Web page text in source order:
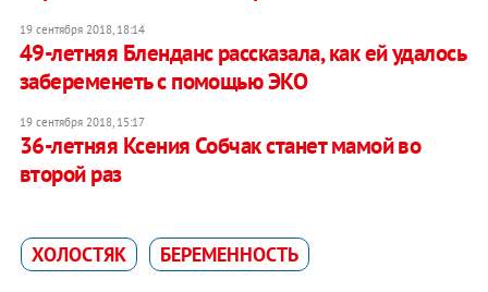
19 сентября 2018, 18:14
49-летняя Бленданс рассказала, как ей удалось
забеременеть с помощью ЭКО
19 сентября 2018, 15:17
36-летняя Ксения Собчак станет мамой во
второй раз
ХОЛОСТЯК БЕРЕМЕННОСТЬ